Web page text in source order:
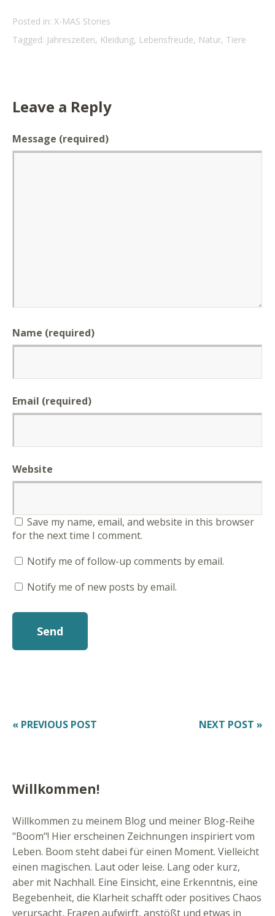
Posted in: X-MAS Stories
Tagged: Jahreszeiten, Kleidung, Lebensfreude, Natur, Tiere
Leave a Reply
Message (required)
Name (required)
Email (required)
Website
Save my name, email, and website in this browser
for the next time I comment.
Notify me of follow-up comments by email.
Notify me of new posts by email.
NEXT POST »
« PREVIOUS POST
Willkommen!
Willkommen zu meinem Blog und meiner Blog-Reihe
"Boom"! Hier erscheinen Zeichnungen inspiriert vom
Leben. Boom steht dabei für einen Moment. Vielleicht
einen magischen. Laut oder leise. Lang oder kurz,
aber mit Nachhall. Eine Einsicht, eine Erkenntnis, eine
Begebenheit, die Klarheit schafft oder positives Chaos
verursacht, Fragen aufwirft, anstößt und etwas in